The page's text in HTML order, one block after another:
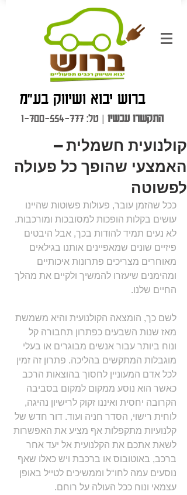
התקשרו עכשיו | טל: 1-700-554-777
ברוש יבוא ושיווק בע"מ
קולנועית חשמלית –
האמצעי שהופך כל פעולה
לפשוטה
ככל שהזמן עובר, פעולות פשוטות שהיינו
עושים בקלות הופכות למסובכות ומורכבות.
לא נעים תמיד להודות בכך, אבל היבטים
פיזיים שונים שמאפיינים אותנו בגילאים
מאוחרים מצריכים פתרונות איכותיים
ומהימנים שיעזרו להמשיך ולקיים את מהלך
החיים שלנו.
לשם כך, הומצאה הקולנועית והיא משמשת
מאז שנות השבעים כפתרון תחבורה קל
ונוח ביותר עבור אנשים מבוגרים או בעלי
מוגבלות המתקשים בהליכה. פתרון זה זמין
לכל אדם המעוניין לחסוך בהוצאות הרכב
כאשר הוא נוסע ממקום למקום בסביבה
הקרובה יחסית ואיננו זקוק לרישיון נהיגה,
לוחית רישוי, הסדר חניה ועוד. דור חדש של
קלנועיות מתקפלות אף מציע את האפשרות
לשאת אתכם את הקלנועית אל יעד אחר
ברכב, באוטובוס או ברכבת ויש כאלו שאף
נוסעים עמה לחו"ל וממשיכים לטייל באופן
עצמאי ונוח ככל העולה על רוחם.